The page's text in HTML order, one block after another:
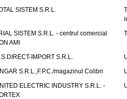
SISTEM S.R.L.
SISTEM S.R.L. - centrul comercial
AMI
IMPORT S.R.L.
S.R.L.,F.P.C./magazinul Colibri
ELECTRIC INDUSTRY S.R.L. -